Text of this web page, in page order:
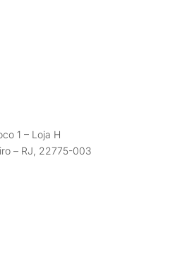
1 – Loja H
– RJ, 22775-003